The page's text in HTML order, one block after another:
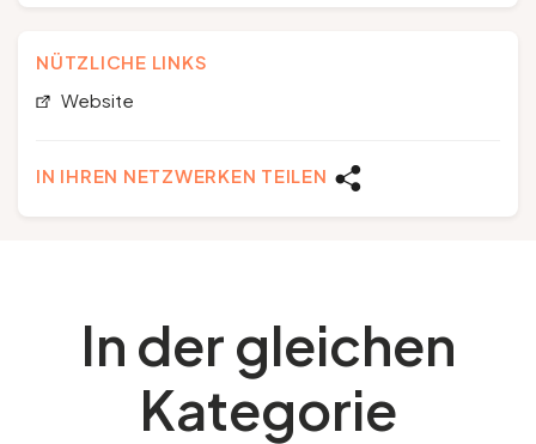
NÜTZLICHE LINKS
Website
IN IHREN NETZWERKEN TEILEN
In der gleichen
Kategorie